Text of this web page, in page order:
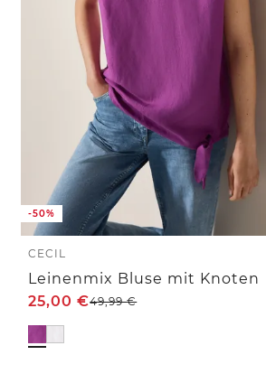
-50%
CECIL
Leinenmix Bluse mit Knoten
25,00€49,99€